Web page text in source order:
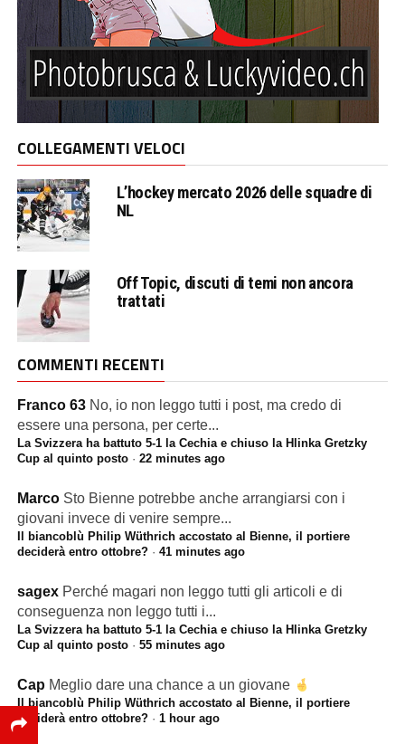
COLLEGAMENTI VELOCI
L’hockey mercato 2026 delle squadre di
NL
Off Topic, discuti di temi non ancora
trattati
COMMENTI RECENTI
Franco 63 No, io non leggo tutti i post, ma credo di
essere una persona, per certe...
La Svizzera ha battuto 5-1 la Cechia e chiuso la Hlinka Gretzky
Cup al quinto posto· 22 minutes ago
Marco Sto Bienne potrebbe anche arrangiarsi con i
giovani invece di venire sempre...
Il biancoblù Philip Wüthrich accostato al Bienne, il portiere
deciderà entro ottobre?· 41 minutes ago
sagex Perché magari non leggo tutti gli articoli e di
conseguenza non leggo tutti i...
La Svizzera ha battuto 5-1 la Cechia e chiuso la Hlinka Gretzky
Cup al quinto posto· 55 minutes ago
Cap Meglio dare una chance a un giovane
Il biancoblù Philip Wüthrich accostato al Bienne, il portiere
deciderà entro ottobre?· 1 hour ago